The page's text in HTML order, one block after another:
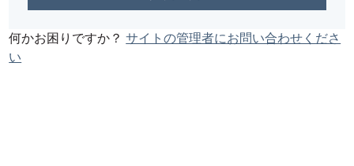
何かお困りですか？サイトの管理者にお問い合わせくださ
い